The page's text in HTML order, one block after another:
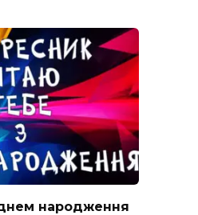
народження